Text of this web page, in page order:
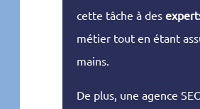
cette tâche à des
métier tout en étant
mains.
De plus, une agence